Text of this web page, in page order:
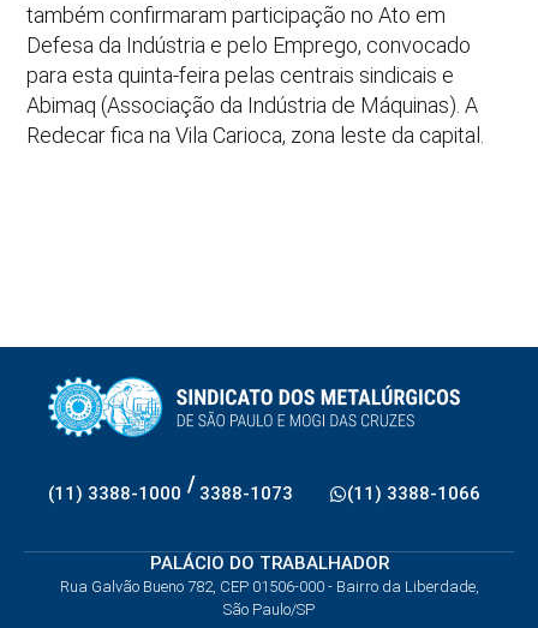
também confirmaram participação no Ato em
Defesa da Indústria e pelo Emprego, convocado
para esta quinta-feira pelas centrais sindicais e
Abimaq (Associação da Indústria de Máquinas). A
Redecar fica na Vila Carioca, zona leste da capital.
(11) 3388-1000 / 3388-1073 (11) 3388-1066
PALÁCIO DO TRABALHADOR
Rua Galvão Bueno 782, CEP 01506-000 - Bairro da Liberdade,
São Paulo/SP